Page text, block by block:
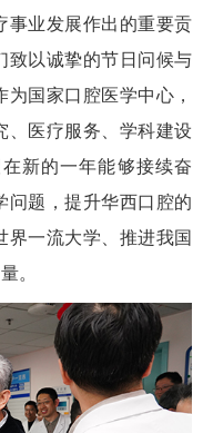
事业发展作出的重要贡
致以诚挚的节日问候与
国家口腔医学中心，
、医疗服务、学科建设
新的一年能够接续奋
问题，提升华西口腔的
界一流大学、推进我国
。